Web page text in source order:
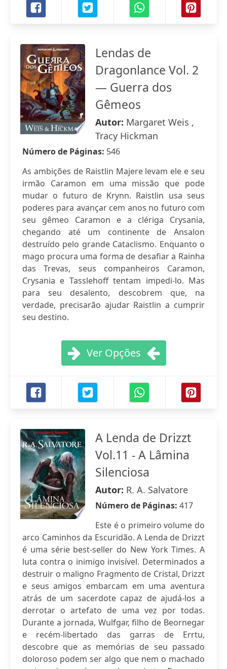
Lendas de
Dragonlance Vol. 2
— Guerra dos
Gêmeos
Autor: Margaret Weis ,
Tracy Hickman
Número de Páginas: 546
As ambições de Raistlin Majere levam ele e seu
irmão Caramon em uma missão que pode
mudar o futuro de Krynn. Raistlin usa seus
poderes para avançar cem anos no futuro com
seu gêmeo Caramon e a clériga Crysania,
chegando até um continente de Ansalon
destruído pelo grande Cataclismo. Enquanto o
mago procura uma forma de desafiar a Rainha
das Trevas, seus companheiros Caramon,
Crysania e Tasslehoff tentam impedi-lo. Mas
para seu desalento, descobrem que, na
verdade, precisarão ajudar Raistlin a cumprir
seu destino.
Ver Opções
A Lenda de Drizzt
Vol.11 - A Lâmina
Silenciosa
Autor: R. A. Salvatore
Número de Páginas: 417
Este é o primeiro volume do
arco Caminhos da Escuridão. A Lenda de Drizzt
é uma série best-seller do New York Times. A
luta contra o inimigo invisível. Determinados a
destruir o maligno Fragmento de Cristal, Drizzt
e seus amigos embarcam em uma aventura
atrás de um sacerdote capaz de ajudá-los a
derrotar o artefato de uma vez por todas.
Durante a jornada, Wulfgar, filho de Beornegar
e recém-libertado das garras de Errtu,
descobre que as memórias de seu passado
doloroso podem ser algo que nem o machado